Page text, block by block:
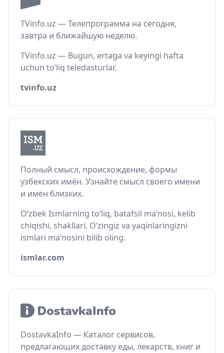
TVinfo.uz — Телепрограмма на сегодня,
завтра и ближайшую неделю.
TVinfo.uz — Bugun, ertaga va keyingi hafta
uchun to‘liq teledasturlar.
tvinfo.uz
Полный смысл, происхождение, формы
узбекских имён. Узнайте смысл своего имени
и имён близких.
O‘zbek Ismlarning to‘liq, batafsil ma’nosi, kelib
chiqishi, shakllari. O‘zingiz va yaqinlaringizni
ismlari ma’nosini bilib oling.
ismlar.com
DostavkaInfo — Каталог сервисов,
предлагающих доставку еды, лекарств, книг и